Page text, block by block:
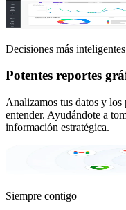
Decisiones más inteligentes
Potentes reportes
Analizamos tus datos y los
entender. Ayudándote a
información estratégica.
Siempre contigo